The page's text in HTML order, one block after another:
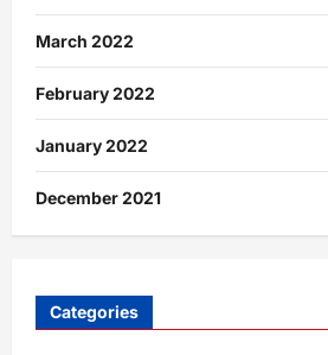
March 2022
February 2022
January 2022
December 2021
Categories